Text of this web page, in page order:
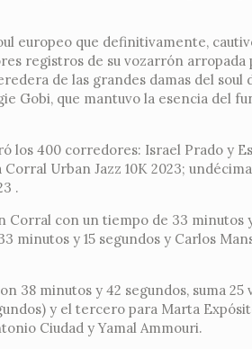
europeo que definitivamente,
registros de su vozarrón arropada
de las grandes damas del soul
Gobi, que mantuvo la esencia del
los 400 corredores: Israel Prado y
Urban Jazz 10K 2023;
.
Corral con un tiempo de 33 minutos
minutos y 15 segundos y Carlos
38 minutos y 42 segundos, suma 25
y el tercero para Marta
Ciudad y Yamal Ammouri.